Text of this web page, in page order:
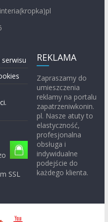
serwisu
SSL
REKLAMA
Zapraszamy do
umieszczenia
reklamy na portalu
zapatrzeniwkonin.
pl. Nasze atuty to
elastyczność,
profesjonalna
obsługa i
indywidualne
podejście do
każdego klienta.